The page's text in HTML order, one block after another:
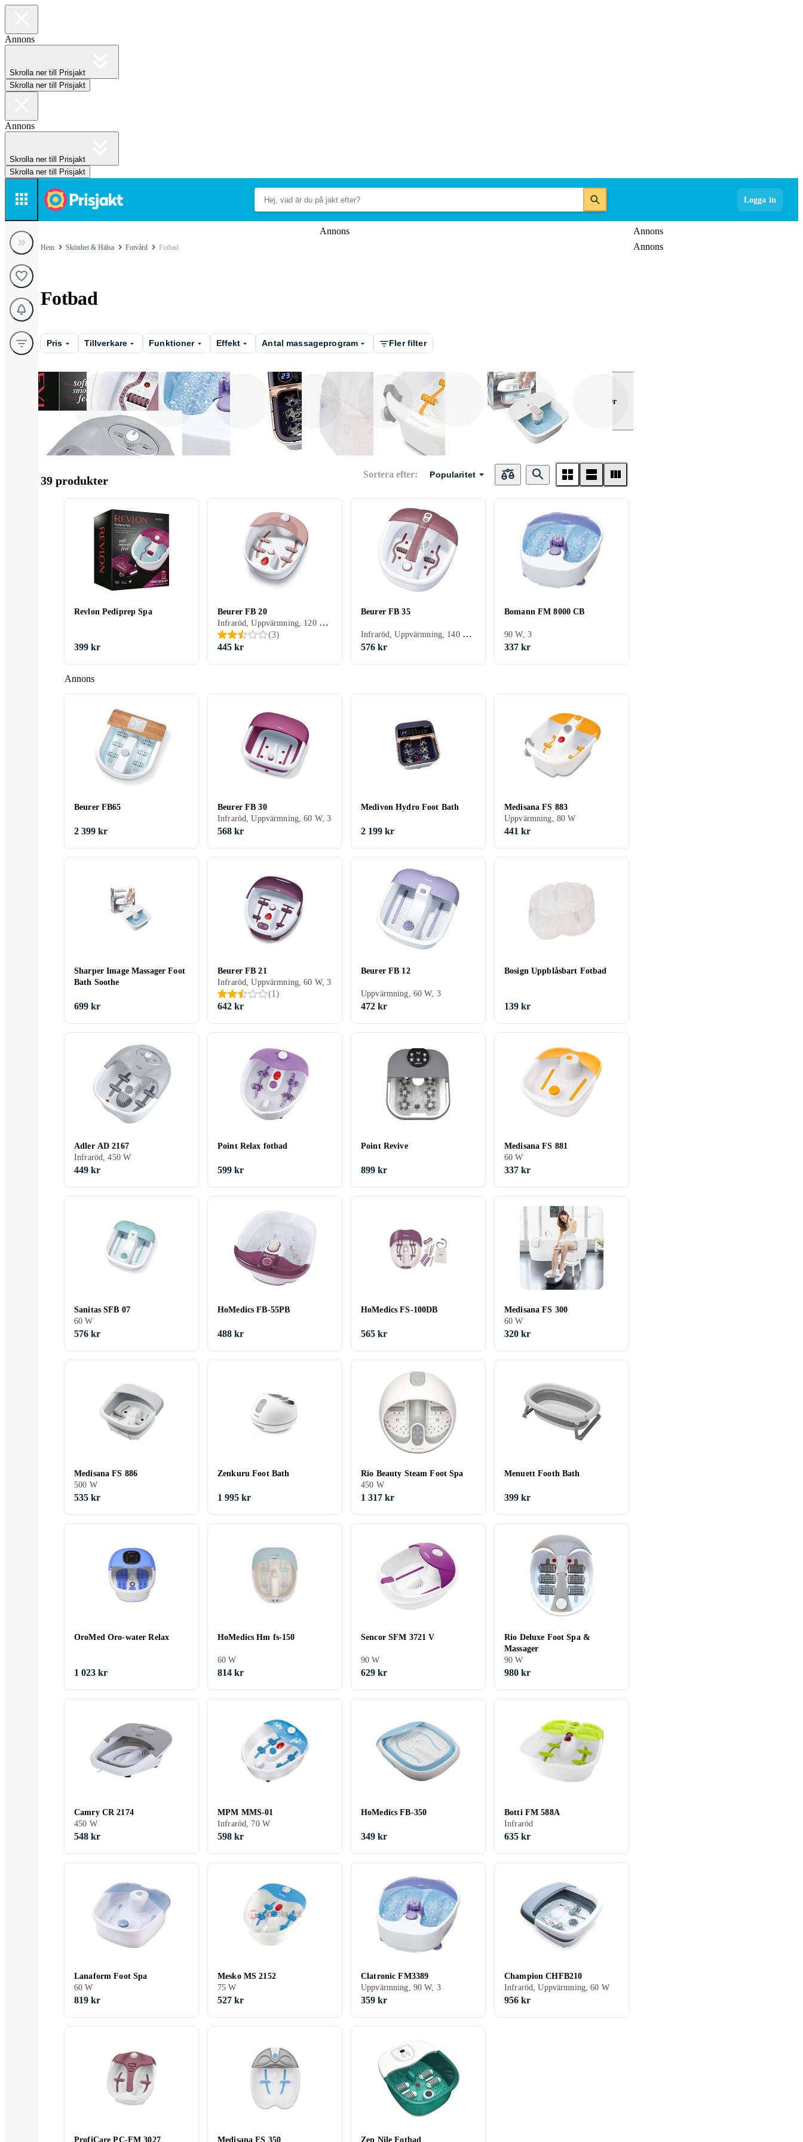
Annons
Skrolla ner till Prisjakt
Skrolla ner till Prisjakt
Annons
Skrolla ner till Prisjakt
Skrolla ner till Prisjakt
Logga in
Annons
Annons
Annons
Hem Skönhet & Hälsa Fotvård Fotbad
Fotbad
Pris Tillverkare Funktioner Effekt Antal massageprogram Fler filter
Visa mer
Revlon Beurer Bomann Medivon Medisana Sharper Image
Adler Menuett OroMed Point Rio Beauty Sanitas HoMedics Botti
Clatronic Lanaform
Zenkuru
39 produkter Sortera efter: Popularitet
Annons
Revlon Pediprep Spa
399 kr
Beurer FB 20
Infraröd, Uppvärmning, 120 W, 3
(3)
445 kr
Beurer FB 35
Infraröd, Uppvärmning, 140 W, 3
576 kr
Bomann FM 8000 CB
90 W, 3
337 kr
Beurer FB65
2 399 kr
Beurer FB 30
Infraröd, Uppvärmning, 60 W, 3
568 kr
Medivon Hydro Foot Bath
2 199 kr
Medisana FS 883
Uppvärmning, 80 W
441 kr
Sharper Image Massager Foot
Bath Soothe
699 kr
Beurer FB 21
Infraröd, Uppvärmning, 60 W, 3
(1)
642 kr
Beurer FB 12
Uppvärmning, 60 W, 3
472 kr
Bosign Uppblåsbart Fotbad
139 kr
Adler AD 2167
Infraröd, 450 W
449 kr
Point Relax fotbad
599 kr
Point Revive
899 kr
Medisana FS 881
60 W
337 kr
Sanitas SFB 07
60 W
576 kr
HoMedics FB-55PB
488 kr
HoMedics FS-100DB
565 kr
Medisana FS 300
60 W
320 kr
Medisana FS 886
500 W
535 kr
Zenkuru Foot Bath
1 995 kr
Rio Beauty Steam Foot Spa
450 W
1 317 kr
Menuett Footh Bath
399 kr
OroMed Oro-water Relax
1 023 kr
HoMedics Hm fs-150
60 W
814 kr
Sencor SFM 3721 V
90 W
629 kr
Rio Deluxe Foot Spa &
Massager
90 W
980 kr
Camry CR 2174
450 W
548 kr
MPM MMS-01
Infraröd, 70 W
598 kr
HoMedics FB-350
349 kr
Botti FM 588A
Infraröd
635 kr
Lanaform Foot Spa
60 W
819 kr
Mesko MS 2152
75 W
527 kr
Clatronic FM3389
Uppvärmning, 90 W, 3
359 kr
Champion CHFB210
Infraröd, Uppvärmning, 60 W
956 kr
ProfiCare PC-FM 3027 Medisana FS 350 Zen Nile Fotbad